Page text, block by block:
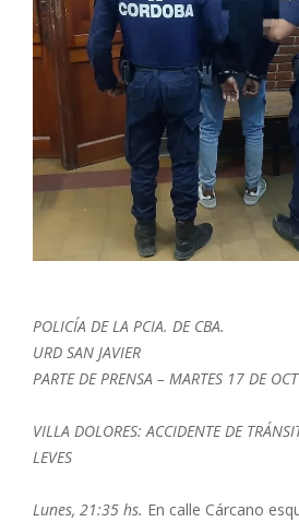
POLICÍA DE LA PCIA. DE CBA.
URD SAN JAVIER
PARTE DE PRENSA – MARTES 17 DE
VILLA DOLORES: ACCIDENTE DE
LEVES
Lunes, 21:35 hs. En calle Cárcano